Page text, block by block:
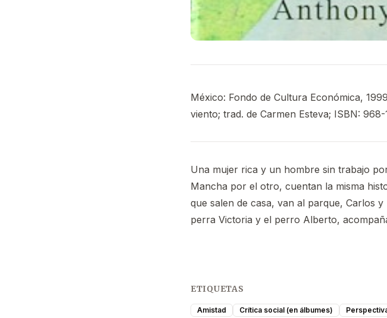
México: Fondo de Cultura Económica,
viento; trad. de Carmen Esteva; ISBN:
Una mujer rica y un hombre sin trabajo
Mancha por el otro, cuentan la misma
que salen de casa, van al parque, Carlos
perra Victoria y el perro Alberto,
ETIQUETAS
Amistad Crítica social (en álbumes)